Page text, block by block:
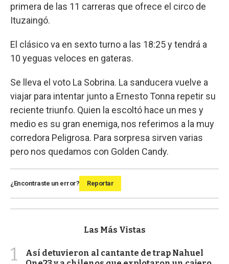
primera de las 11 carreras que ofrece el circo de
Ituzaingó.
El clásico va en sexto turno a las 18:25 y tendrá a
10 yeguas veloces en gateras.
Se lleva el voto La Sobrina. La sanducera vuelve a
viajar para intentar junto a Ernesto Tonna repetir su
reciente triunfo. Quien la escoltó hace un mes y
medio es su gran enemiga, nos referimos a la muy
corredora Peligrosa. Para sorpresa sirven varias
pero nos quedamos con Golden Candy.
¿Encontraste un error? Reportar
Las Más Vistas
1
Así detuvieron al cantante de trap Nahuel